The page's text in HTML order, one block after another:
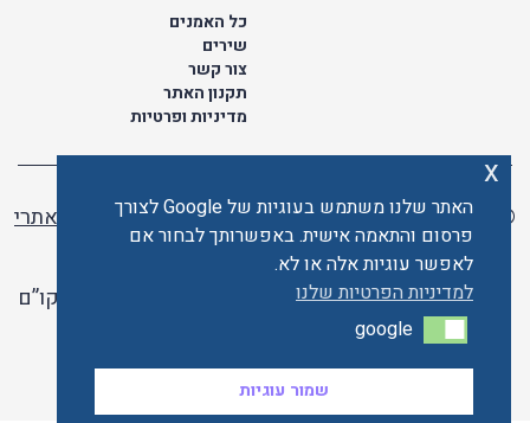
כל האמנים
שירים
צור קשר
תקנון האתר
מדיניות ופרטיות
© כל הזכויות שמורות לתו ישראלי | ליאור מזור -
בניית אתרי
וורדפרס
האתר פועל ברשיון אקו”ם
האתר שלנו משתמש בעוגיות של Google לצורך
פרסום והתאמה אישית. באפשרותך לבחור אם
לאפשר עוגיות אלה או לא.
למדיניות הפרטיות שלנו
google
google
שמור עוגיות
x